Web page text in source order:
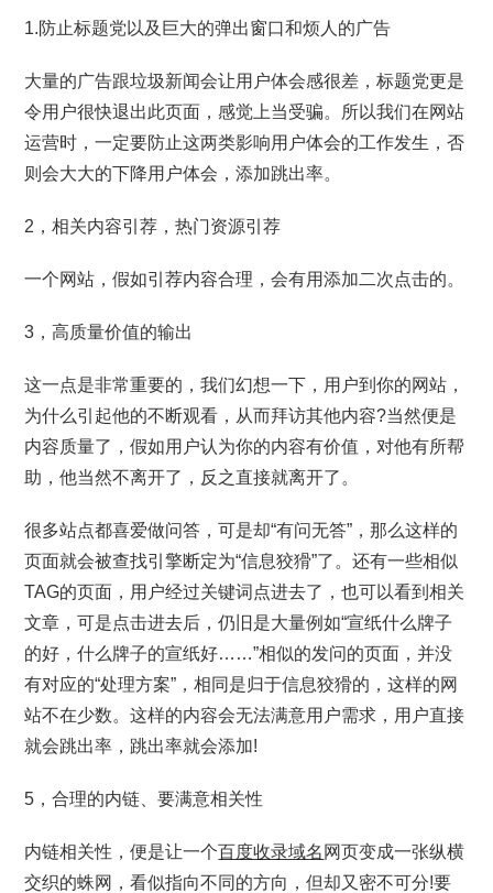
1.防止标题党以及巨大的弹出窗口和烦人的广告
大量的广告跟垃圾新闻会让用户体会感很差，标题党更是
令用户很快退出此页面，感觉上当受骗。所以我们在网站
运营时，一定要防止这两类影响用户体会的工作发生，否
则会大大的下降用户体会，添加跳出率。
2，相关内容引荐，热门资源引荐
一个网站，假如引荐内容合理，会有用添加二次点击的。
3，高质量价值的输出
这一点是非常重要的，我们幻想一下，用户到你的网站，
为什么引起他的不断观看，从而拜访其他内容?当然便是
内容质量了，假如用户认为你的内容有价值，对他有所帮
助，他当然不离开了，反之直接就离开了。
很多站点都喜爱做问答，可是却“有问无答”，那么这样的
页面就会被查找引擎断定为“信息狡猾”了。还有一些相似
TAG的页面，用户经过关键词点进去了，也可以看到相关
文章，可是点击进去后，仍旧是大量例如“宣纸什么牌子
的好，什么牌子的宣纸好……”相似的发问的页面，并没
有对应的“处理方案”，相同是归于信息狡猾的，这样的网
站不在少数。这样的内容会无法满意用户需求，用户直接
就会跳出率，跳出率就会添加!
5，合理的内链、要满意相关性
内链相关性，便是让一个百度收录域名 网页变成一张纵横
交织的蛛网，看似指向不同的方向，但却又密不可分!要